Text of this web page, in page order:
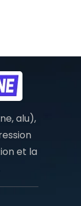
alu),
et la